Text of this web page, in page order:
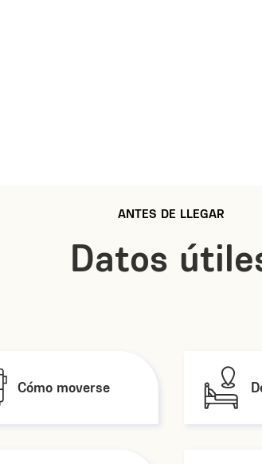
ANTES DE LLEGAR
Datos
Cómo moverse